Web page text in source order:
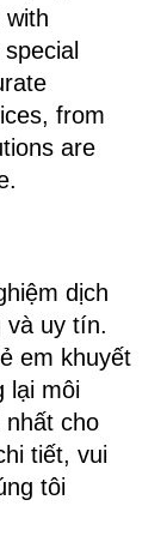
with
from
are
dịch
và uy tín.
em khuyết
lại môi
cho
tiết, vui
tôi